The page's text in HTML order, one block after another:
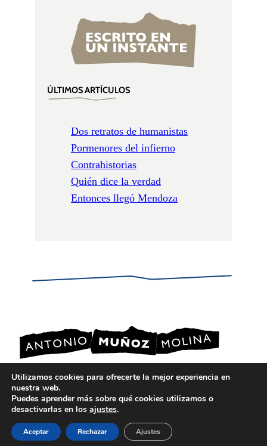
ÚLTIMOS ARTÍCULOS
Dos retratos de humanistas
Pormenores del infierno
Contrahistorias
Quién dice la verdad
Entonces llegó Mendoza
POLÍTICA DE COOKIES
AVISO LEGAL
Utilizamos cookies para ofrecerte la mejor experiencia en
nuestra web.
Puedes aprender más sobre qué cookies utilizamos o
desactivarlas en los ajustes.
Aceptar Rechazar Ajustes